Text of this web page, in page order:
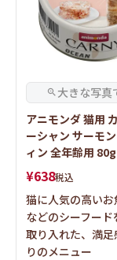
アニモンダ 猫用
ーシャン サーモ
ィン 全年齢用
¥638税込
猫に人気の高いお
などのシーフード
取り入れた、満
りのメニュー